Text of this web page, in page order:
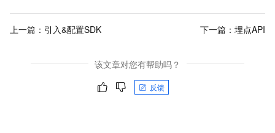
上一篇： 引入&配置SDK 下一篇： 埋点API
该文章对您有帮助吗？
反馈